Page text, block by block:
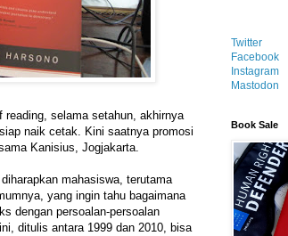
reading, selama setahun, akhirnya
naik cetak. Kini saatnya promosi
Kanisius, Jogjakarta.
mahasiswa, terutama
yang ingin tahu bagaimana
dengan persoalan-persoalan
ditulis antara 1999 dan 2010, bisa
Twitter
Facebook
Instagram
Mastodon
Book Sale